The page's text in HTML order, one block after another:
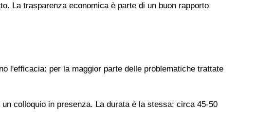
La trasparenza economica è parte di un buon rapporto
l'efficacia: per la maggior parte delle problematiche trattate
colloquio in presenza. La durata è la stessa: circa 45-50